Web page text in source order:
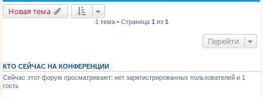
Новая тема
1 тема • Страница 1 из 1
Перейти
КТО СЕЙЧАС НА КОНФЕРЕНЦИИ
Сейчас этот форум просматривают: нет зарегистрированных пользователей и 1
гость